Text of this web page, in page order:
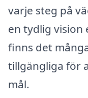
varje steg på
en tydlig vision
finns det
tillgängliga för
mål.